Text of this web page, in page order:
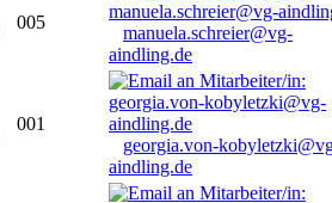
005
manuela.schreier@vg-
aindling.de
001
georgia.von-
aindling.de